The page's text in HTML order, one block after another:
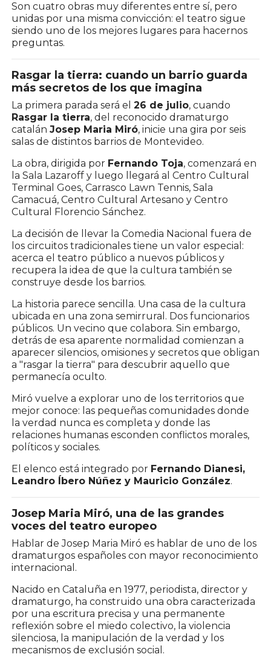
Son cuatro obras muy diferentes entre sí, pero
unidas por una misma convicción: el teatro sigue
siendo uno de los mejores lugares para hacernos
preguntas.
Rasgar la tierra: cuando un barrio guarda
más secretos de los que imagina
La primera parada será el 26 de julio, cuando
Rasgar la tierra, del reconocido dramaturgo
catalán Josep Maria Miró, inicie una gira por seis
salas de distintos barrios de Montevideo.
La obra, dirigida por Fernando Toja, comenzará en
la Sala Lazaroff y luego llegará al Centro Cultural
Terminal Goes, Carrasco Lawn Tennis, Sala
Camacuá, Centro Cultural Artesano y Centro
Cultural Florencio Sánchez.
La decisión de llevar la Comedia Nacional fuera de
los circuitos tradicionales tiene un valor especial:
acerca el teatro público a nuevos públicos y
recupera la idea de que la cultura también se
construye desde los barrios.
La historia parece sencilla. Una casa de la cultura
ubicada en una zona semirrural. Dos funcionarios
públicos. Un vecino que colabora. Sin embargo,
detrás de esa aparente normalidad comienzan a
aparecer silencios, omisiones y secretos que obligan
a "rasgar la tierra" para descubrir aquello que
permanecía oculto.
Miró vuelve a explorar uno de los territorios que
mejor conoce: las pequeñas comunidades donde
la verdad nunca es completa y donde las
relaciones humanas esconden conflictos morales,
políticos y sociales.
El elenco está integrado por Fernando Dianesi,
Leandro Íbero Núñez y Mauricio González.
Josep Maria Miró, una de las grandes
voces del teatro europeo
Hablar de Josep Maria Miró es hablar de uno de los
dramaturgos españoles con mayor reconocimiento
internacional.
Nacido en Cataluña en 1977, periodista, director y
dramaturgo, ha construido una obra caracterizada
por una escritura precisa y una permanente
reflexión sobre el miedo colectivo, la violencia
silenciosa, la manipulación de la verdad y los
mecanismos de exclusión social.